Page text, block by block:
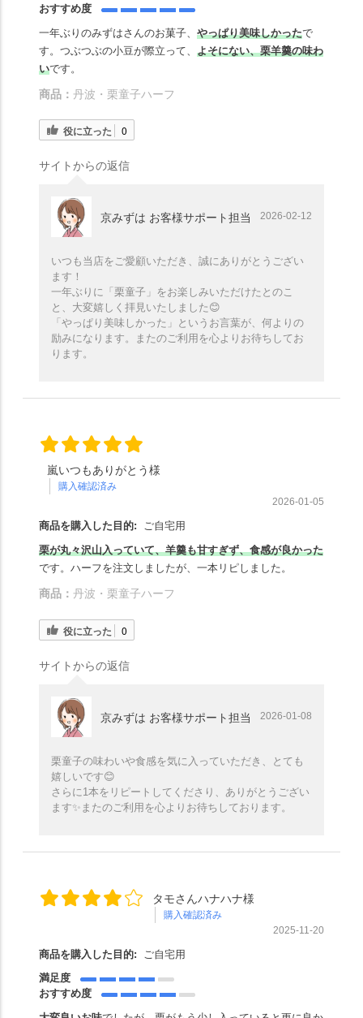
おすすめ度
一年ぶりのみずはさんのお菓子、 やっぱり美味しかったで
す。つぶつぶの小豆が際立って、 よそにない、栗羊羹の味わ
いです。
商品： 丹波・栗童子ハーフ
役に立った 0
サイトからの返信
京みずは お客様サポート担当 2026-02-12
いつも当店をご愛顧いただき、誠にありがとうござい
ます！
一年ぶりに「栗童子」をお楽しみいただけたとのこ
と、大変嬉しく拝見いたしました😊
「やっぱり美味しかった」というお言葉が、何よりの
励みになります。またのご利用を心よりお待ちしてお
ります。
嵐いつもありがとう様
購入確認済み
2026-01-05
商品を購入した目的:
ご自宅用
栗が丸々沢山入っていて、羊羹も甘すぎず、食感が良かった
です。ハーフを注文しましたが、一本リピしました。
商品： 丹波・栗童子ハーフ
役に立った 0
サイトからの返信
京みずは お客様サポート担当 2026-01-08
栗童子の味わいや食感を気に入っていただき、とても
嬉しいです😊
さらに1本をリピートしてくださり、ありがとうござい
ます✨️またのご利用を心よりお待ちしております。
タモさんハナハナ様
購入確認済み
2025-11-20
商品を購入した目的:
ご自宅用
満足度
おすすめ度